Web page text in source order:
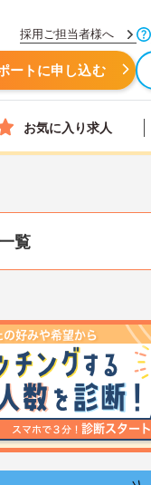
採用ご担当者様へ
ートに申し込む
お気に入り求人
覧